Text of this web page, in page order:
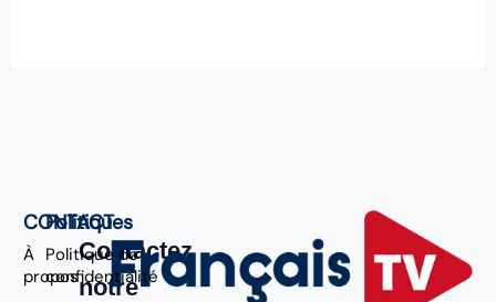
CONTACT
À
propos
Politiques
Politique de
confidentialité
Contactez
notre